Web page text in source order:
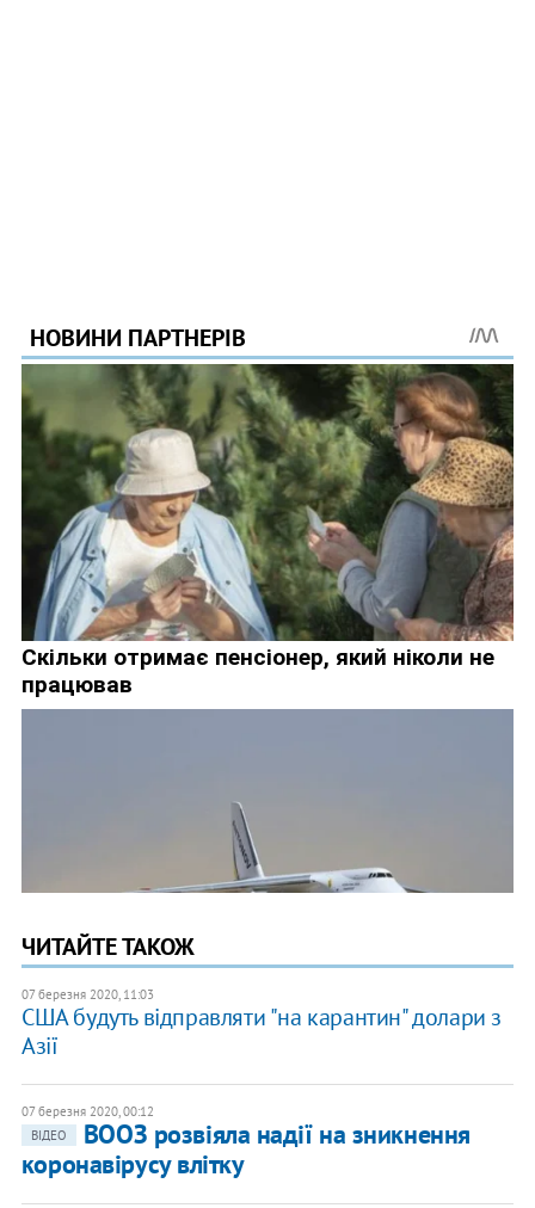
ЧИТАЙТЕ ТАКОЖ
07 березня 2020, 11:03
США будуть відправляти "на карантин" долари з
Азії
07 березня 2020, 00:12
ВІДЕО
ВООЗ розвіяла надії на зникнення
коронавірусу влітку